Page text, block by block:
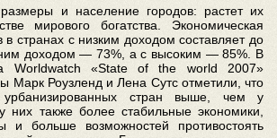
и население городов: растет их
мирового богатства. Экономическая
в странах с низким доходом составляет до
доходом — 73%, а с высоким — 85%. В
Worldwatch «State of the world 2007»
Марк Роузленд и Лена Сутс отметили, что
стран выше, чем у
них также более стабильные экономики,
и больше возможностей противостоять